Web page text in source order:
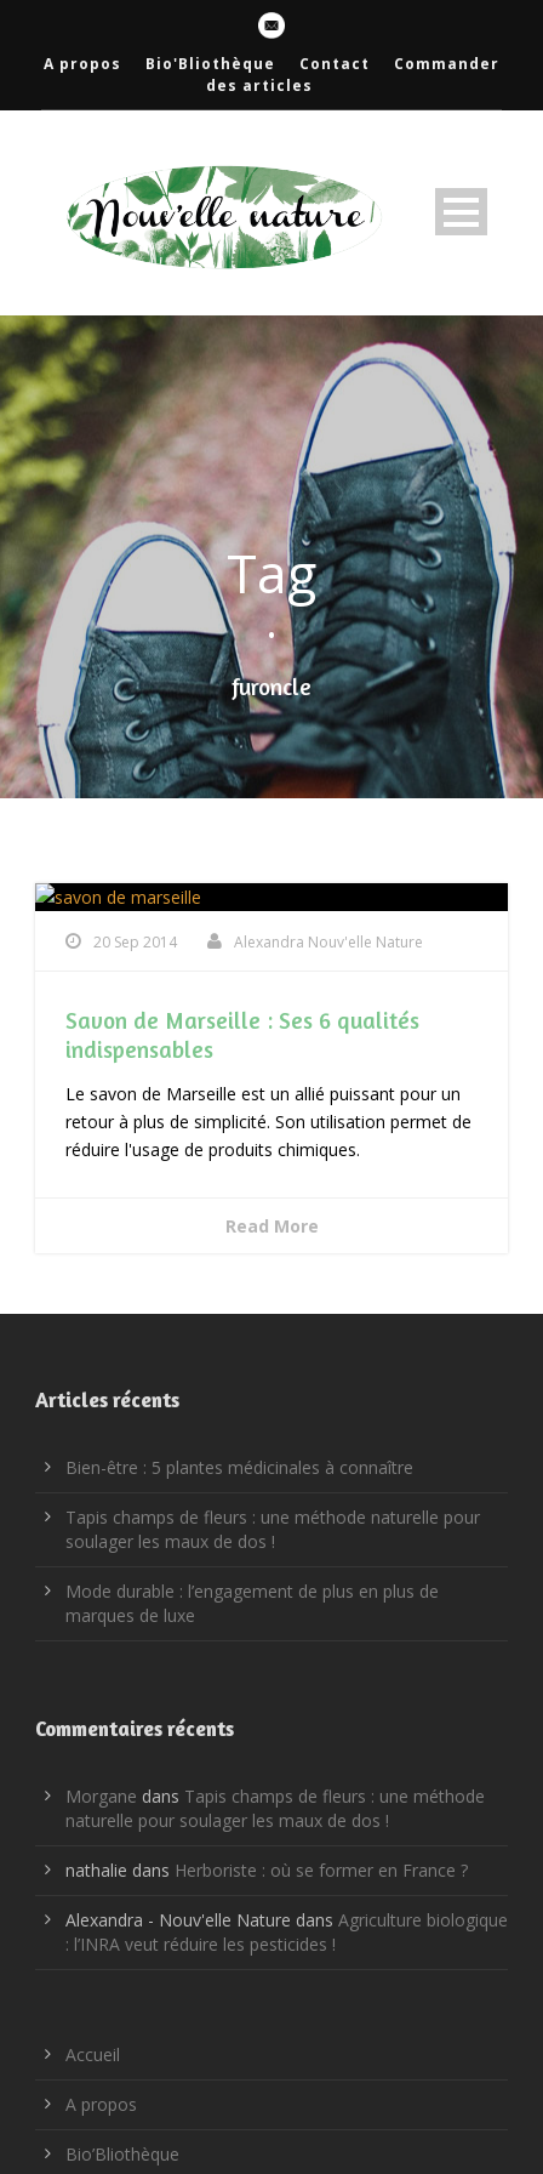
A propos Bio'Bliothèque Contact
Commander
des articles
Tag
•
furoncle
20 Sep 2014 Alexandra Nouv'elle Nature
Savon de Marseille : Ses 6 qualités
indispensables
Le savon de Marseille est un allié puissant pour un
retour à plus de simplicité. Son utilisation permet de
réduire l'usage de produits chimiques.
Read More
Articles récents
Bien-être : 5 plantes médicinales à connaître
Tapis champs de fleurs : une méthode naturelle pour
soulager les maux de dos !
Mode durable : l’engagement de plus en plus de
marques de luxe
Commentaires récents
Morgane dans Tapis champs de fleurs : une méthode
naturelle pour soulager les maux de dos !
nathalie dans Herboriste : où se former en France ?
Alexandra - Nouv'elle Nature dans Agriculture biologique
: l’INRA veut réduire les pesticides !
Accueil
A propos
Bio’Bliothèque